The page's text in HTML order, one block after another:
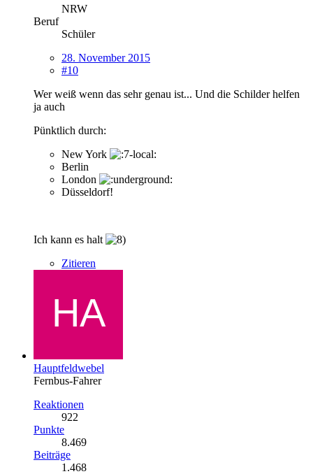
NRW
Beruf
Schüler
28. November 2015
#10
Wer weiß wenn das sehr genau ist... Und die Schilder helfen
ja auch
Pünktlich durch:
New York
Berlin
London
Düsseldorf!
Ich kann es halt
Zitieren
Hauptfeldwebel
Fernbus-Fahrer
Reaktionen
922
Punkte
8.469
Beiträge
1.468